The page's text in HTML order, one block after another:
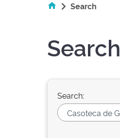
Search
Search
Search: